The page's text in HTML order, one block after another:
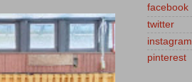
facebook
twitter
instagram
pinterest